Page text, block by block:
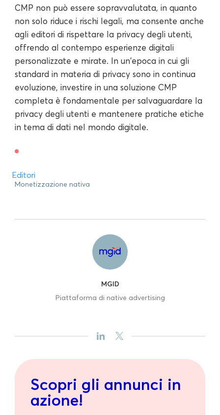
CMP non può essere sopravvalutata, in quanto
non solo riduce i rischi legali, ma consente anche
agli editori di rispettare la privacy degli utenti,
offrendo al contempo esperienze digitali
personalizzate e mirate. In un'epoca in cui gli
standard in materia di privacy sono in continua
evoluzione, investire in una soluzione CMP
completa è fondamentale per salvaguardare la
privacy degli utenti e mantenere pratiche etiche
in tema di dati nel mondo digitale.
Editori
Monetizzazione nativa
MGID
Piattaforma di native advertising
Scopri gli annunci in
azione!